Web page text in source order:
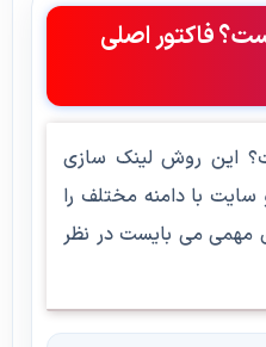
فاکتور اصلی
این روش لینک سازی
با دامنه مختلف را
مهمی می بایست در نظر